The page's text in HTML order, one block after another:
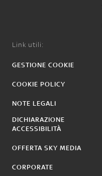
Link utili:
GESTIONE COOKIE
COOKIE POLICY
NOTE LEGALI
DICHIARAZIONE
ACCESSIBILITÀ
OFFERTA SKY MEDIA
CORPORATE